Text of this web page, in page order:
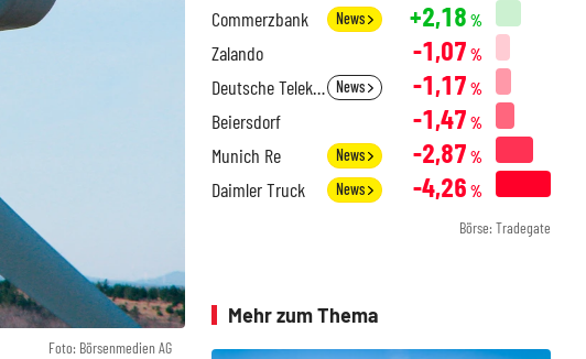
Foto: Börsenmedien AG
Commerzbank News +2,18 %
Zalando -1,07 %
Deutsche Telekom News -1,17 %
Beiersdorf -1,47 %
Munich Re News -2,87 %
Daimler Truck News -4,26 %
Börse: Tradegate
Mehr zum Thema